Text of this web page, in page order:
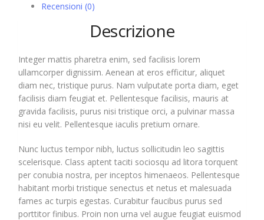
Recensioni (0)
Descrizione
Integer mattis pharetra enim, sed facilisis lorem
ullamcorper dignissim. Aenean at eros efficitur, aliquet
diam nec, tristique purus. Nam vulputate porta diam, eget
facilisis diam feugiat et. Pellentesque facilisis, mauris at
gravida facilisis, purus nisi tristique orci, a pulvinar massa
nisi eu velit. Pellentesque iaculis pretium ornare.
Nunc luctus tempor nibh, luctus sollicitudin leo sagittis
scelerisque. Class aptent taciti sociosqu ad litora torquent
per conubia nostra, per inceptos himenaeos. Pellentesque
habitant morbi tristique senectus et netus et malesuada
fames ac turpis egestas. Curabitur faucibus purus sed
porttitor finibus. Proin non urna vel augue feugiat euismod